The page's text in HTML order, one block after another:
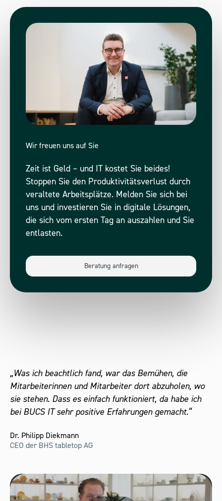
Wir freuen uns auf Sie
Zeit ist Geld – und IT kostet Sie beides!
Stoppen Sie den Produktivitätsverlust durch
veraltete Arbeitsplätze. Melden Sie sich bei
uns und investieren Sie in digitale Lösungen,
die sich vom ersten Tag an auszahlen und Sie
entlasten.
Beratung anfragen
„Was ich beachtlich fand, war das Bemühen, die
Mitarbeiterinnen und Mitarbeiter dort abzuholen, wo
sie stehen. Dass es einfach funktioniert, da habe ich
bei BUCS IT sehr positive Erfahrungen gemacht.“
Dr. Philipp Diekmann
CEO der BHS tabletop AG